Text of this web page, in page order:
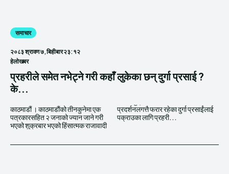
समाचार
२०८३ श्रावण ७, बिहीबार २३:१२
हेलाेखबर
प्रहरीले समेत नभेट्ने गरी कहाँ लुकेका छन् दुर्गा प्रसाई ?
के...
काठमाडौं । काठमाडौंको तीनकुनेमा एक
पत्रकारसहित २ जनाको ज्यान जाने गरी
भएको शुक्रबार भएको हिंसात्मक राजावादी
प्रदर्शनलगत्तै फरार रहेका दुर्गा प्रसाईंलाई
पक्राउका लागि प्रहरी...